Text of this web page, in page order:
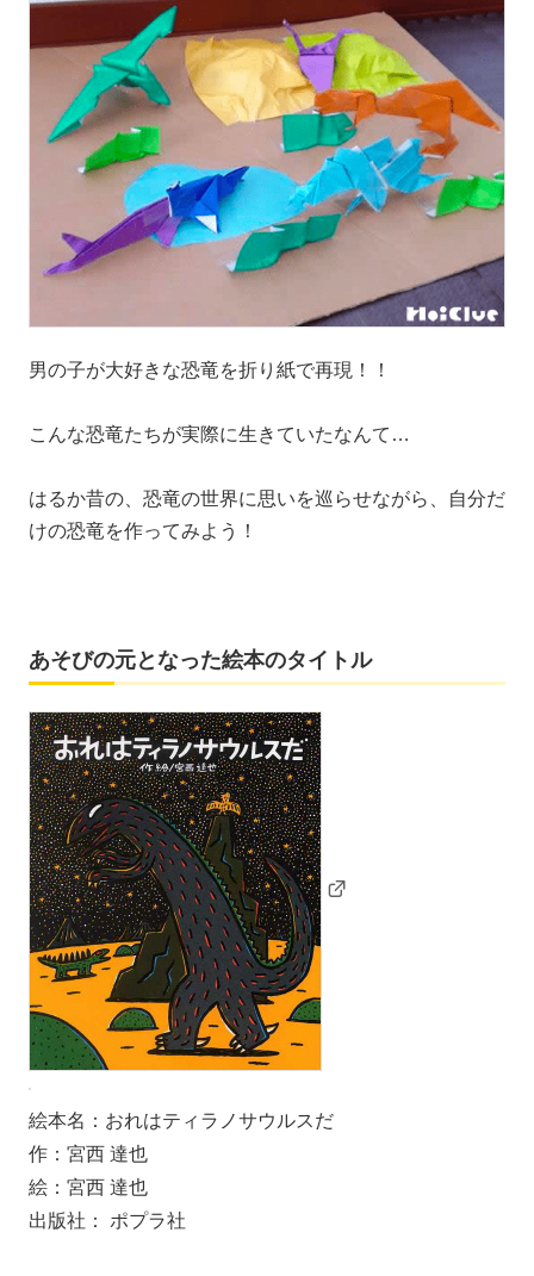
男の子が大好きな恐竜を折り紙で再現！！
こんな恐竜たちが実際に生きていたなんて…
はるか昔の、恐竜の世界に思いを巡らせながら、自分だ
けの恐竜を作ってみよう！
あそびの元となった絵本のタイトル
絵本名： おれはティラノサウルスだ
作： 宮西 達也
絵： 宮西 達也
出版社： ポプラ社